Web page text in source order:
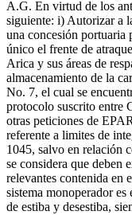
A.G. En virtud de los
siguiente: i) Autorizar a
una concesión portuaria
único el frente de
Arica y sus áreas de
almacenamiento de la
No. 7, el cual se
protocolo suscrito entre
otras peticiones de
referente a limites de
1045, salvo en relación
se considera que deben
relevantes contenida en
sistema monoperador
de estiba y desestiba,